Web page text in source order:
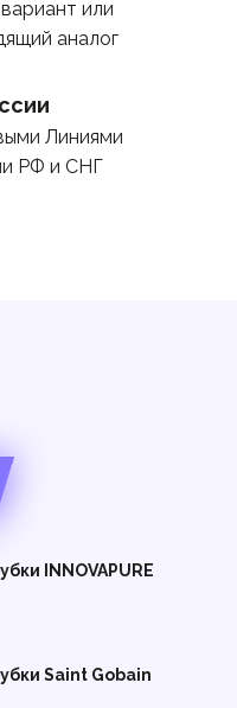
или
аналог
Линиями
РФ и СНГ
INNOVAPURE
Saint Gobain